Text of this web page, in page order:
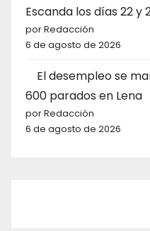
Escanda los días 22 y
por Redacción
6 de agosto de 2026
El desempleo se
600 parados en Lena
por Redacción
6 de agosto de 2026